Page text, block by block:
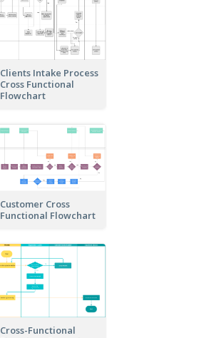
Clients Intake Process
Cross Functional
Flowchart
Customer Cross
Functional Flowchart
Cross-Functional